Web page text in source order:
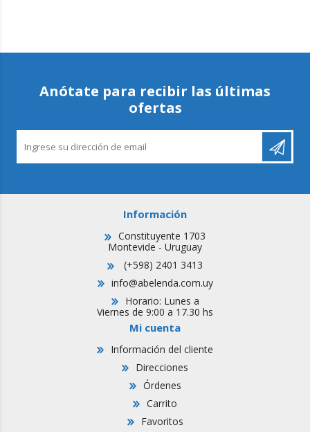
Anótate para recibir las últimas
ofertas
Información
Constituyente 1703
Montevide - Uruguay
(+598) 2401 3413
info@abelenda.com.uy
Horario: Lunes a
Viernes de 9:00 a 17.30 hs
Mi cuenta
Información del cliente
Direcciones
Órdenes
Carrito
Favoritos